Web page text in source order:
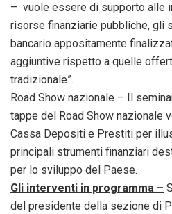
– vuole essere di supporto alle
risorse finanziarie pubbliche, gli
bancario appositamente
aggiuntive rispetto a quelle
tradizionale”.
Road Show nazionale – Il
tappe del Road Show nazionale
Cassa Depositi e Prestiti per
principali strumenti finanziari
per lo sviluppo del Paese.
Gli interventi in programma –
del presidente della sezione di